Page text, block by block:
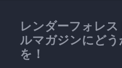
レンダーフォレ
ルマガジンにどう
を！